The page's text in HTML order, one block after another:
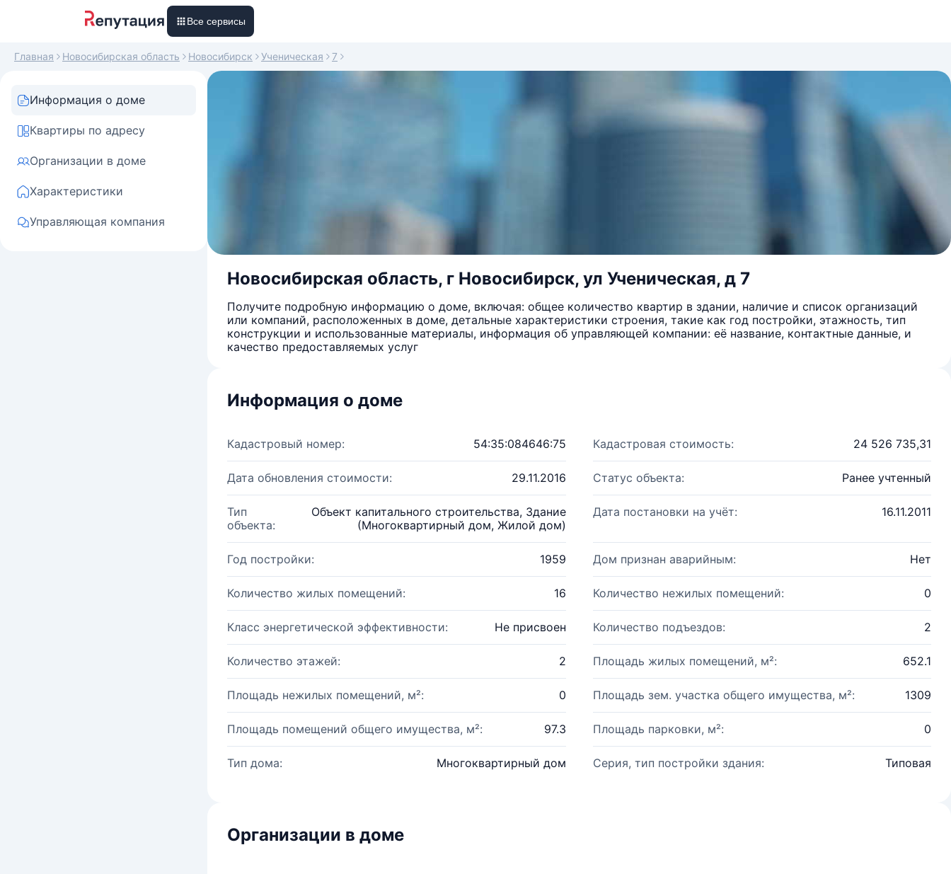
Все сервисы
Главная Новосибирская область Новосибирск Ученическая 7
Информация о доме
Квартиры по адресу
Организации в доме
Характеристики
Управляющая компания
Новосибирская область, г Новосибирск, ул Ученическая, д 7
Получите подробную информацию о доме, включая: общее количество квартир в здании, наличие и список организаций
или компаний, расположенных в доме, детальные характеристики строения, такие как год постройки, этажность, тип
конструкции и использованные материалы, информация об управляющей компании: её название, контактные данные, и
качество предоставляемых услуг
Информация о доме
Кадастровый номер: 54:35:084646:75 Кадастровая стоимость: 24 526 735,31
Дата обновления стоимости: 29.11.2016 Статус объекта: Ранее учтенный
Тип
объекта:
Объект капитального строительства, Здание
(Многоквартирный дом, Жилой дом)
Дата постановки на учёт: 16.11.2011
Год постройки: 1959 Дом признан аварийным: Нет
Количество жилых помещений: 16 Количество нежилых помещений: 0
Класс энергетической эффективности: Не присвоен Количество подъездов: 2
Количество этажей: 2 Площадь жилых помещений, м²: 652.1
Площадь нежилых помещений, м²: 0 Площадь зем. участка общего имущества, м²: 1309
Площадь помещений общего имущества, м²: 97.3 Площадь парковки, м²: 0
Тип дома: Многоквартирный дом Серия, тип постройки здания: Типовая
Организации в доме